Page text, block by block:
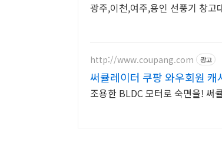
광주,이천,여주,용인 선풍기 창고
http://www.coupang.com 광고
써큘레이터 쿠팡 와우회원 캐
조용한 BLDC 모터로 숙면을! 써